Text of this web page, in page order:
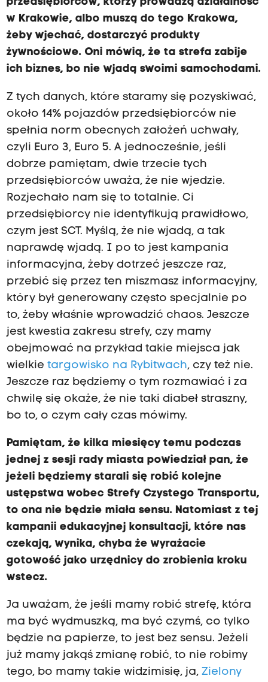
przedsiębiorców, którzy prowadzą działalność
w Krakowie, albo muszą do tego Krakowa,
żeby wjechać, dostarczyć produkty
żywnościowe. Oni mówią, że ta strefa zabije
ich biznes, bo nie wjadą swoimi samochodami.
Z tych danych, które staramy się pozyskiwać,
około 14% pojazdów przedsiębiorców nie
spełnia norm obecnych założeń uchwały,
czyli Euro 3, Euro 5. A jednocześnie, jeśli
dobrze pamiętam, dwie trzecie tych
przedsiębiorców uważa, że nie wjedzie.
Rozjechało nam się to totalnie. Ci
przedsiębiorcy nie identyfikują prawidłowo,
czym jest SCT. Myślą, że nie wjadą, a tak
naprawdę wjadą. I po to jest kampania
informacyjna, żeby dotrzeć jeszcze raz,
przebić się przez ten miszmasz informacyjny,
który był generowany często specjalnie po
to, żeby właśnie wprowadzić chaos. Jeszcze
jest kwestia zakresu strefy, czy mamy
obejmować na przykład takie miejsca jak
wielkie targowisko na Rybitwach, czy też nie.
Jeszcze raz będziemy o tym rozmawiać i za
chwilę się okaże, że nie taki diabeł straszny,
bo to, o czym cały czas mówimy.
Pamiętam, że kilka miesięcy temu podczas
jednej z sesji rady miasta powiedział pan, że
jeżeli będziemy starali się robić kolejne
ustępstwa wobec Strefy Czystego Transportu,
to ona nie będzie miała sensu. Natomiast z tej
kampanii edukacyjnej konsultacji, które nas
czekają, wynika, chyba że wyrażacie
gotowość jako urzędnicy do zrobienia kroku
wstecz.
Ja uważam, że jeśli mamy robić strefę, która
ma być wydmuszką, ma być czymś, co tylko
będzie na papierze, to jest bez sensu. Jeżeli
już mamy jakąś zmianę robić, to nie robimy
tego, bo mamy takie widzimisię, ja, Zielony